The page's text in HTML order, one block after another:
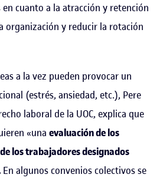
cuanto a la atracción y retención
organización y reducir la rotación
a la vez pueden provocar un
(estrés, ansiedad, etc.), Pere
laboral de la UOC, explica que
«una evaluación de los
los trabajadores designados
En algunos convenios colectivos se